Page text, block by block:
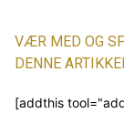
VÆR MED OG
DENNE
[addthis